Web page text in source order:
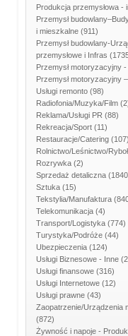
Produkcja przemysłowa -
Przemysł
i mieszkalne (911)
Przemysł budowlany-
przemysłowe i Infras
Przemysł motoryzacyjny
Przemysł motoryzacyjny
Usługi remonto (98)
Radiofonia/Muzyka/Film
Reklama/Usługi PR (88)
Rekreacja/Sport (11)
Restauracje/Catering (107)
Rolnictwo/Leśnictwo/
Rozrywka (2)
Sprzedaż detaliczna
Sztuka (15)
Tekstylia/Manufaktura
Telekomunikacja (4)
Transport/Logistyka (774)
Turystyka/Podróże (44)
Ubezpieczenia (124)
Usługi Biznesowe - Inne
Usługi finansowe (316)
Usługi Internetowe (12)
Usługi prawne (43)
Zaopatrzenie/Urządzenia
(872)
Żywność i napoje -